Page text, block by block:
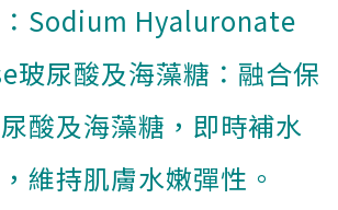
Sodium Hyaluronate
玻尿酸及海藻糖：融合保
酸及海藻糖，即時補水
維持肌膚水嫩彈性。